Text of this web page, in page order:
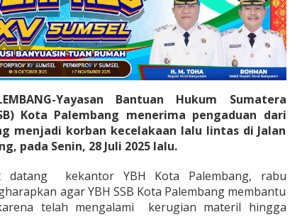
Yayasan Bantuan Hukum Sumatera
Kota Palembang menerima pengaduan dari
menjadi korban kecelakaan lalu lintas di Jalan
pada Senin, 28 Juli 2025 lalu.
datang kekantor YBH Kota Palembang, rabu
agar YBH SSB Kota Palembang membantu
telah mengalami kerugian materil hingga